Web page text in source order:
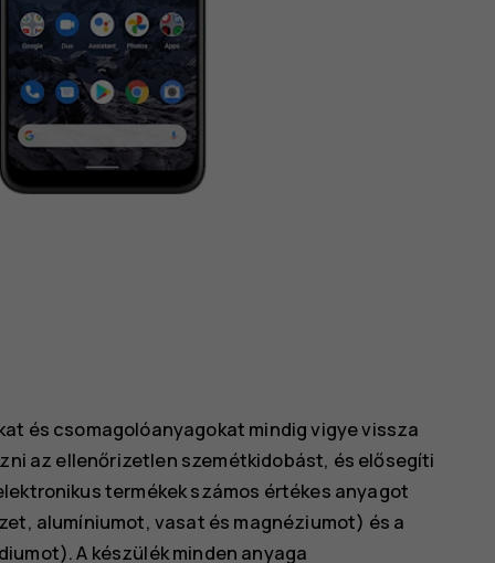
és csomagolóanyagokat mindig vigye vissza
az ellenőrizetlen szemétkidobást, és elősegíti
termékek számos értékes anyagot
alumíniumot, vasat és magnéziumot) és a
A készülék minden anyaga